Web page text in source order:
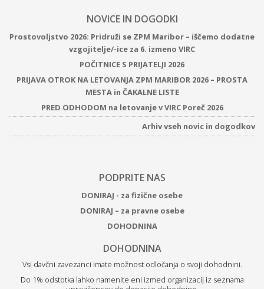
NOVICE IN DOGODKI
Prostovoljstvo 2026: Pridruži se ZPM Maribor – iščemo dodatne
vzgojitelje/-ice za 6. izmeno VIRC
POČITNICE S PRIJATELJI 2026
PRIJAVA OTROK NA LETOVANJA ZPM MARIBOR 2026 – PROSTA
MESTA in ČAKALNE LISTE
PRED ODHODOM na letovanje v VIRC Poreč 2026
Arhiv vseh novic in dogodkov
PODPRITE NAS
DONIRAJ - za fizične osebe
DONIRAJ – za pravne osebe
DOHODNINA
DOHODNINA
Vsi davčni zavezanci imate možnost odločanja o svoji dohodnini.
Do 1% odstotka lahko namenite eni izmed organizacij iz seznama